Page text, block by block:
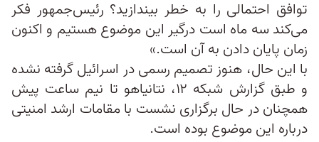
توافق احتمالی را به خطر بیندازید؟ رئیس‌جمهور فکر
می‌کند سه ماه است درگیر این موضوع هستیم و اکنون
زمان پایان دادن به آن است.»
با این حال، هنوز تصمیم رسمی در اسرائیل گرفته نشده
و طبق گزارش شبکه ۱۲، نتانیاهو تا نیم ساعت پیش
همچنان در حال برگزاری نشست با مقامات ارشد امنیتی
درباره این موضوع بوده است.